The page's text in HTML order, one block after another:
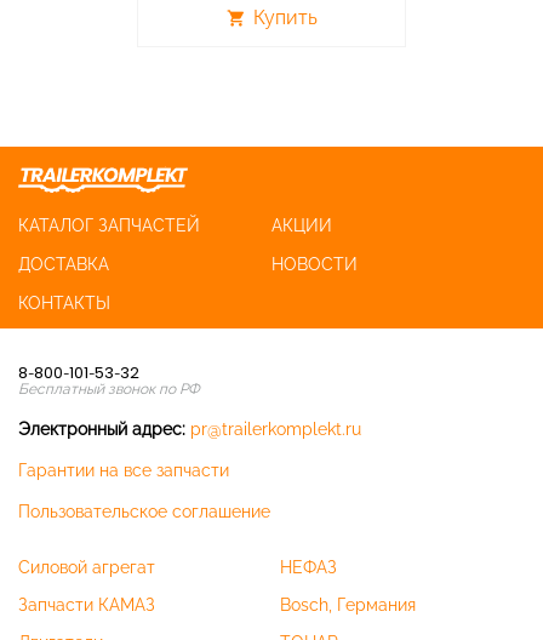
shopping_cart Купить
КАТАЛОГ ЗАПЧАСТЕЙ
АКЦИИ
ДОСТАВКА
НОВОСТИ
КОНТАКТЫ
8-800-101-53-32
Бесплатный звонок по РФ
Электронный адрес: pr@trailerkomplekt.ru
Гарантии на все запчасти
Пользовательское соглашение
Силовой агрегат
Запчасти КАМАЗ
НЕФАЗ
Bosch, Германия